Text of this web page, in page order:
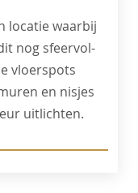
locatie waarbij
nog sfeervol-
vloerspots
en nisjes
uitlichten.